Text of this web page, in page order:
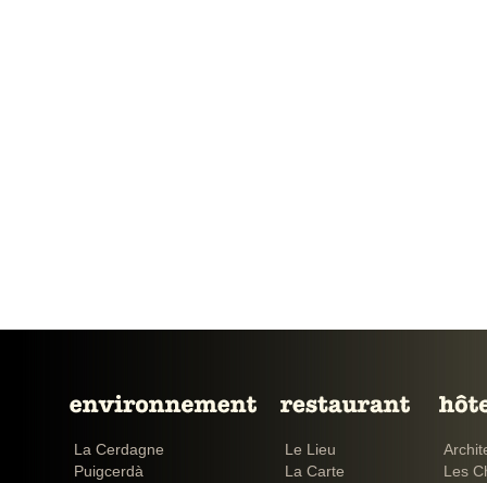
La Cerdagne
Puigcerdà
Le Lieu
La Carte
Les